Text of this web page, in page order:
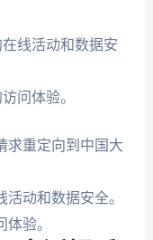
线活动和数据安
问体验。
求重定向到中国大
动和数据安全。
验。